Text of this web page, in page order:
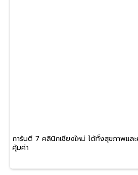
การันตี 7 คลินิกเชียงใหม่ ได้ทั้งสุขภาพแล
คุ้มค่า